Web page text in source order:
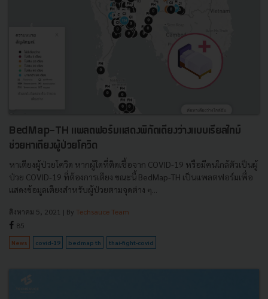
BedMap-TH แพลตฟอร์มแสดงพิกัดเตียงว่างแบบเรียลไทม์
ช่วยหาเตียงผู้ป่วยโควิด
หาเตียงผู้ป่วยโควิด หากผู้ใดที่ติดเชื้อจาก COVID-19 หรือมีคนใกล้ตัวเป็นผู้
ป่วย COVID-19 ที่ต้องการเตียง ขณะนี้ BedMap-TH เป็นแพลตฟอร์มเพื่อ
แสดงข้อมูลเตียงสำหรับผู้ป่วยตามจุดต่าง ๆ...
สิงหาคม 5, 2021 | By Techsauce Team
85
News covid-19 bedmap th thai-fight-covid